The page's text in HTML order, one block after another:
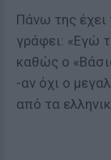
Πάνω της έχει
γράφει: «Εγώ
καθώς ο
-αν όχι ο
από τα